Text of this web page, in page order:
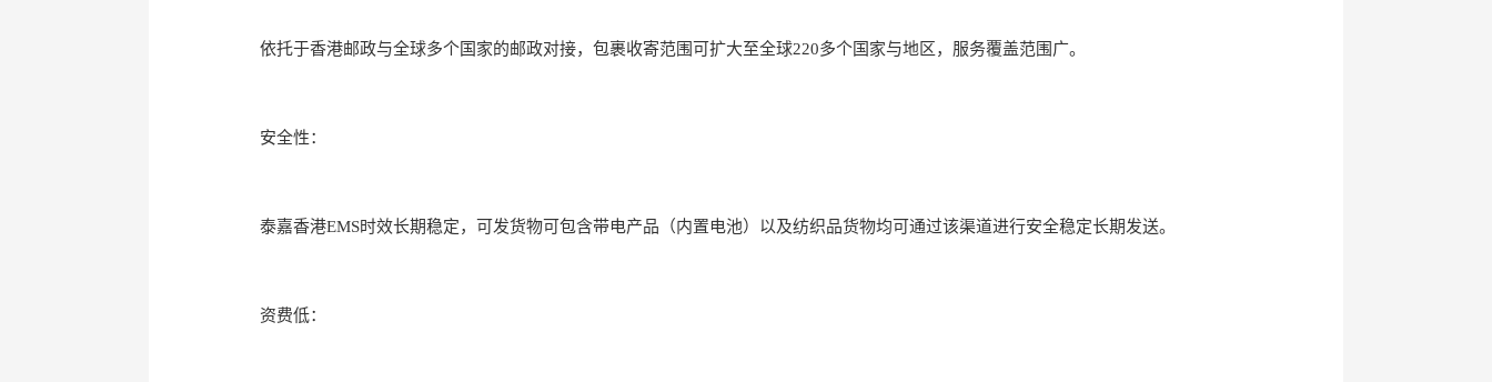
依托于香港邮政与全球多个国家的邮政对接，包裹收寄范围可扩大至全球220多个国家与地区，服务覆盖范围广。
安全性：
泰嘉香港EMS时效长期稳定，可发货物可包含带电产品（内置电池）以及纺织品货物均可通过该渠道进行安全稳定长期发送。
资费低：